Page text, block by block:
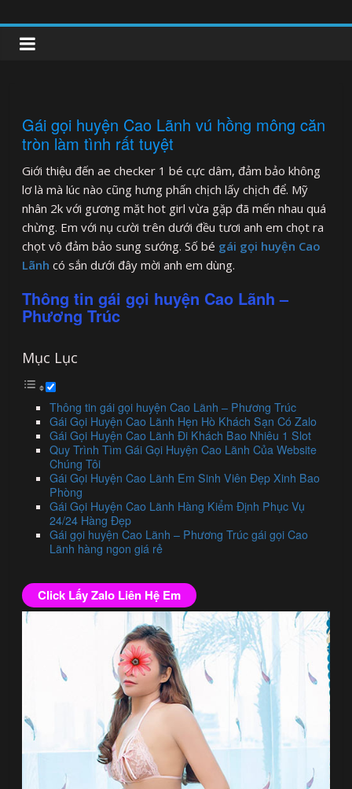
to
content
clipnonglive.com
Gái gọi huyện Cao Lãnh vú hồng mông căn
tròn làm tình rất tuyệt
Giới thiệu đến ae checker 1 bé cực dâm, đảm bảo không
lơ là mà lúc nào cũng hưng phấn chịch lấy chịch để. Mỹ
nhân 2k với gương mặt hot girl vừa gặp đã mến nhau quá
chừng. Em với nụ cười trên dưới đều tươi anh em chọt ra
chọt vô đảm bảo sung sướng. Số bé gái gọi huyện Cao
Lãnh có sắn dưới đây mời anh em dùng.
Thông tin gái gọi huyện Cao Lãnh –
Phương Trúc
Mục Lục
Thông tin gái gọi huyện Cao Lãnh – Phương Trúc
Gái Gọi Huyện Cao Lãnh Hẹn Hò Khách Sạn Có Zalo
Gái Gọi Huyện Cao Lãnh Đi Khách Bao Nhiêu 1 Slot
Quy Trình Tìm Gái Gọi Huyện Cao Lãnh Của Website
Chúng Tôi
Gái Gọi Huyện Cao Lãnh Em Sinh Viên Đẹp Xinh Bao
Phòng
Gái Gọi Huyện Cao Lãnh Hàng Kiểm Định Phục Vụ
24/24 Hàng Đẹp
Gái gọi huyện Cao Lãnh – Phương Trúc gái gọi Cao
Lãnh hàng ngon giá rẻ
Click Lấy Zalo Liên Hệ Em